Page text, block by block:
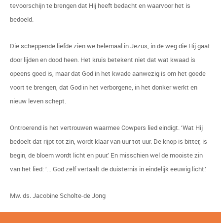
tevoorschijn te brengen dat Hij heeft bedacht en waarvoor het is
bedoeld.
Die scheppende liefde zien we helemaal in Jezus, in de weg die Hij gaat
door lijden en dood heen. Het kruis betekent niet dat wat kwaad is
opeens goed is, maar dat God in het kwade aanwezig is om het goede
voort te brengen, dat God in het verborgene, in het donker werkt en
nieuw leven schept.
Ontroerend is het vertrouwen waarmee Cowpers lied eindigt. ‘Wat Hij
bedoelt dat rijpt tot zin, wordt klaar van uur tot uur. De knop is bitter, is
begin, de bloem wordt licht en puur.’ En misschien wel de mooiste zin
van het lied: ‘... God zelf vertaalt de duisternis in eindelijk eeuwig licht.’
Mw. ds. Jacobine Scholte-de Jong